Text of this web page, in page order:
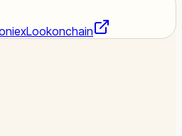
Lookonchain